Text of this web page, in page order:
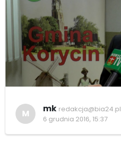
M mk redakcja@bia24.pl
6 grudnia 2016, 15:37